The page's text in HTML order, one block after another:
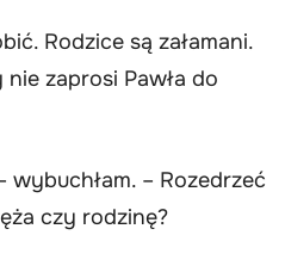
Rodzice są załamani.
zaprosi Pawła do
wybuchłam. – Rozedrzeć
czy rodzinę?